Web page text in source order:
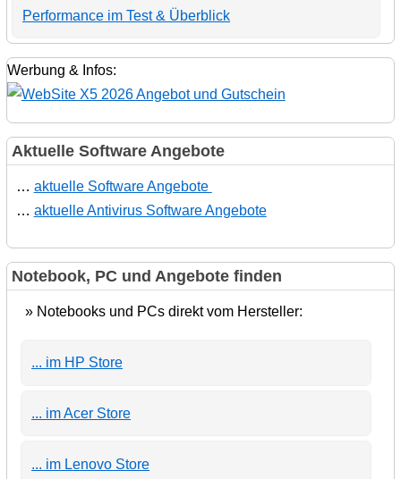
Performance im Test & Überblick
Werbung & Infos:
Aktuelle Software Angebote
… aktuelle Software Angebote
… aktuelle Antivirus Software Angebote
Notebook, PC und Angebote finden
» Notebooks und PCs direkt vom Hersteller:
... im HP Store
... im Acer Store
... im Lenovo Store